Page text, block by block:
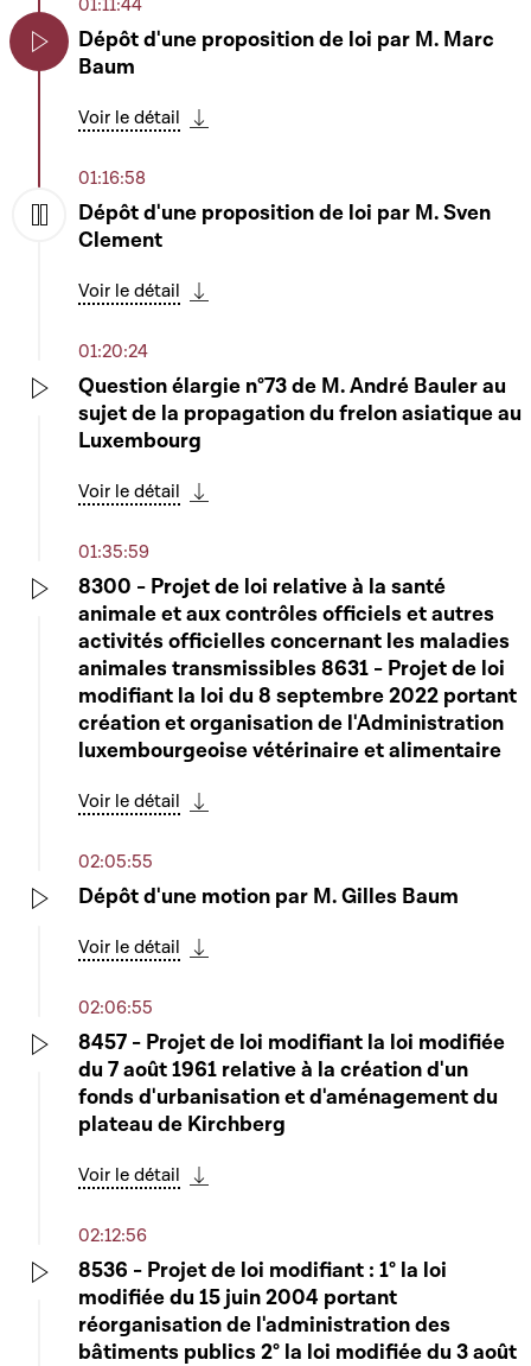
01:11:44
Dépôt d'une proposition de loi par M. Marc
Baum
Voir le détail
01:16:58
Dépôt d'une proposition de loi par M. Sven
Clement
Voir le détail
01:20:24
Question élargie n°73 de M. André Bauler au
sujet de la propagation du frelon asiatique au
Luxembourg
Voir le détail
01:35:59
8300 - Projet de loi relative à la santé
animale et aux contrôles officiels et autres
activités officielles concernant les maladies
animales transmissibles 8631 - Projet de loi
modifiant la loi du 8 septembre 2022 portant
création et organisation de l'Administration
luxembourgeoise vétérinaire et alimentaire
Voir le détail
02:05:55
Dépôt d'une motion par M. Gilles Baum
Voir le détail
02:06:55
8457 - Projet de loi modifiant la loi modifiée
du 7 août 1961 relative à la création d'un
fonds d'urbanisation et d'aménagement du
plateau de Kirchberg
Voir le détail
02:12:56
8536 - Projet de loi modifiant : 1° la loi
modifiée du 15 juin 2004 portant
réorganisation de l'administration des
bâtiments publics 2° la loi modifiée du 3 août